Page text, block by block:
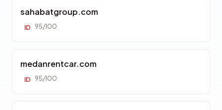
sahabatgroup.com
ID 95/100
medanrentcar.com
ID 95/100